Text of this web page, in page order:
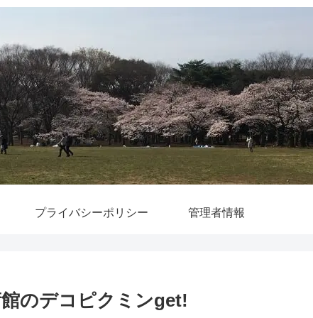
プライバシーポリシー 管理者情報
のデコピクミンget!